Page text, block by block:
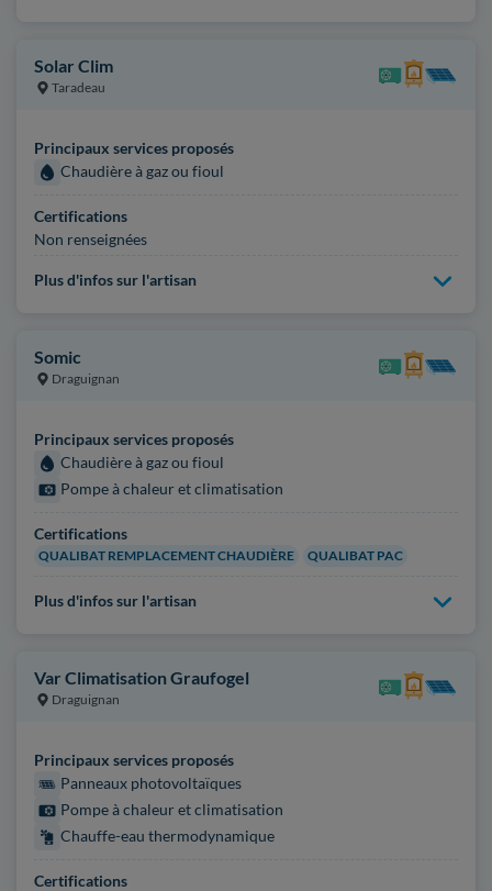
Solar Clim
Taradeau
Principaux services proposés
Chaudière à gaz ou fioul
Certifications
Non renseignées
Plus d'infos sur l'artisan
Somic
Draguignan
Principaux services proposés
Chaudière à gaz ou fioul
Pompe à chaleur et climatisation
Certifications
QUALIBAT REMPLACEMENT CHAUDIÈRE QUALIBAT PAC
Plus d'infos sur l'artisan
Var Climatisation Graufogel
Draguignan
Principaux services proposés
Panneaux photovoltaïques
Pompe à chaleur et climatisation
Chauffe-eau thermodynamique
Certifications